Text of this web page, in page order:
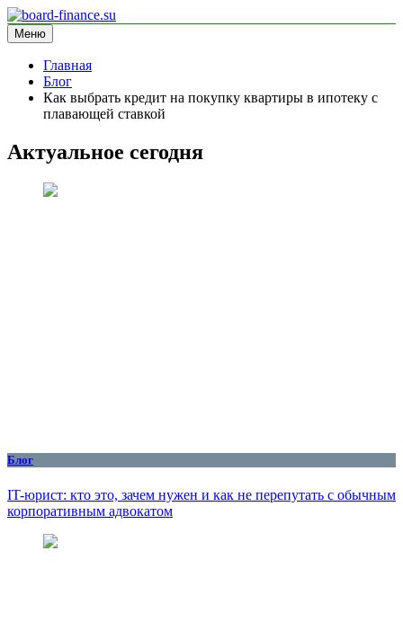
Перейти
к
содержимому
board-finance.su
блог про финансы
Меню
Главная
Блог
Как выбрать кредит на покупку квартиры в ипотеку с
плавающей ставкой
Актуальное сегодня
Блог
IT-юрист: кто это, зачем нужен и как не перепутать с обычным
корпоративным адвокатом